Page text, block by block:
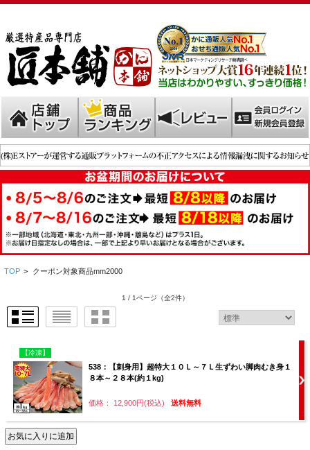
TOP > クーポン対象商品mm2000
1 / 1ページ （全2件）
【冷凍】
538：【刺身用】超特大１０Ｌ～７Ｌ生ずわい脚肉むき身１
８本～２８本(約１kg)
価格： 12,900円(税込) 送料無料